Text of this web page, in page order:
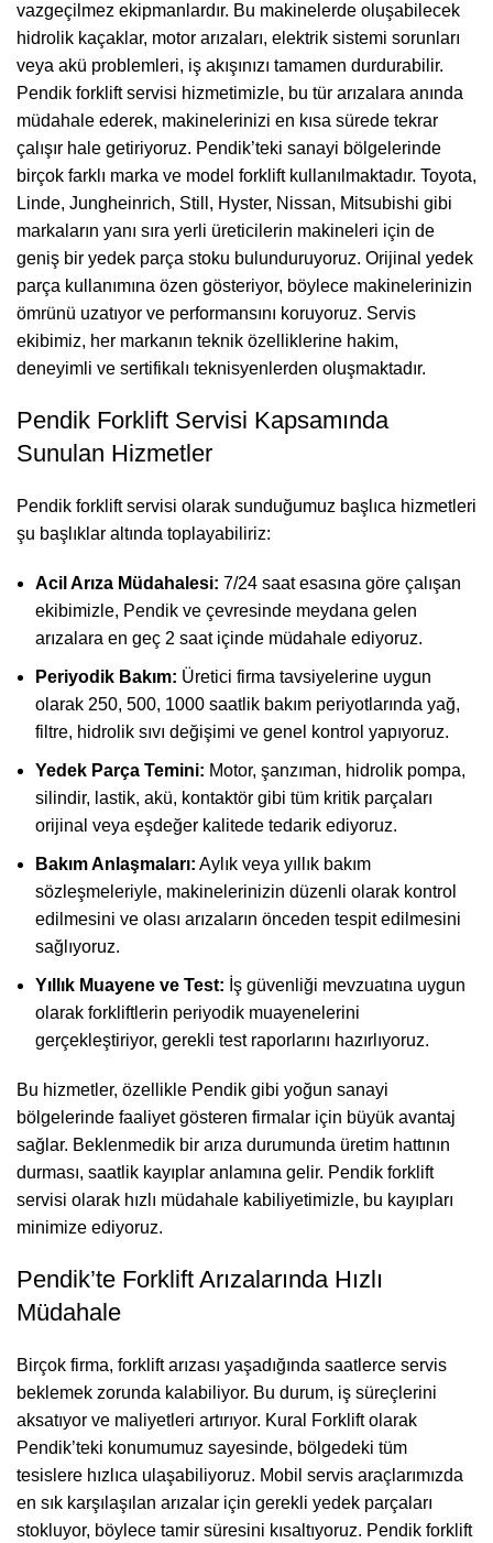
vazgeçilmez ekipmanlardır. Bu makinelerde oluşabilecek
hidrolik kaçaklar, motor arızaları, elektrik sistemi sorunları
veya akü problemleri, iş akışınızı tamamen durdurabilir.
Pendik forklift servisi hizmetimizle, bu tür arızalara anında
müdahale ederek, makinelerinizi en kısa sürede tekrar
çalışır hale getiriyoruz. Pendik’teki sanayi bölgelerinde
birçok farklı marka ve model forklift kullanılmaktadır. Toyota,
Linde, Jungheinrich, Still, Hyster, Nissan, Mitsubishi gibi
markaların yanı sıra yerli üreticilerin makineleri için de
geniş bir yedek parça stoku bulunduruyoruz. Orijinal yedek
parça kullanımına özen gösteriyor, böylece makinelerinizin
ömrünü uzatıyor ve performansını koruyoruz. Servis
ekibimiz, her markanın teknik özelliklerine hakim,
deneyimli ve sertifikalı teknisyenlerden oluşmaktadır.
Pendik Forklift Servisi Kapsamında
Sunulan Hizmetler
Pendik forklift servisi olarak sunduğumuz başlıca hizmetleri
şu başlıklar altında toplayabiliriz:
Acil Arıza Müdahalesi: 7/24 saat esasına göre çalışan
ekibimizle, Pendik ve çevresinde meydana gelen
arızalara en geç 2 saat içinde müdahale ediyoruz.
Periyodik Bakım: Üretici firma tavsiyelerine uygun
olarak 250, 500, 1000 saatlik bakım periyotlarında yağ,
filtre, hidrolik sıvı değişimi ve genel kontrol yapıyoruz.
Yedek Parça Temini: Motor, şanzıman, hidrolik pompa,
silindir, lastik, akü, kontaktör gibi tüm kritik parçaları
orijinal veya eşdeğer kalitede tedarik ediyoruz.
Bakım Anlaşmaları: Aylık veya yıllık bakım
sözleşmeleriyle, makinelerinizin düzenli olarak kontrol
edilmesini ve olası arızaların önceden tespit edilmesini
sağlıyoruz.
Yıllık Muayene ve Test: İş güvenliği mevzuatına uygun
olarak forkliftlerin periyodik muayenelerini
gerçekleştiriyor, gerekli test raporlarını hazırlıyoruz.
Bu hizmetler, özellikle Pendik gibi yoğun sanayi
bölgelerinde faaliyet gösteren firmalar için büyük avantaj
sağlar. Beklenmedik bir arıza durumunda üretim hattının
durması, saatlik kayıplar anlamına gelir. Pendik forklift
servisi olarak hızlı müdahale kabiliyetimizle, bu kayıpları
minimize ediyoruz.
Pendik’te Forklift Arızalarında Hızlı
Müdahale
Birçok firma, forklift arızası yaşadığında saatlerce servis
beklemek zorunda kalabiliyor. Bu durum, iş süreçlerini
aksatıyor ve maliyetleri artırıyor. Kural Forklift olarak
Pendik’teki konumumuz sayesinde, bölgedeki tüm
tesislere hızlıca ulaşabiliyoruz. Mobil servis araçlarımızda
en sık karşılaşılan arızalar için gerekli yedek parçaları
stokluyor, böylece tamir süresini kısaltıyoruz. Pendik forklift